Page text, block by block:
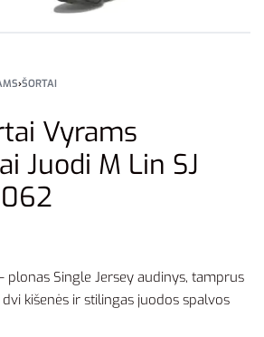
›ŠORTAI
Vyrams
Juodi M Lin SJ
plonas Single Jersey audinys, tamprus
kišenės ir stilingas juodos spalvos